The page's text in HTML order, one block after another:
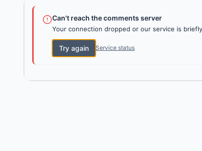
Can't reach the comments server
Your connection dropped or our service is
Try again Service status